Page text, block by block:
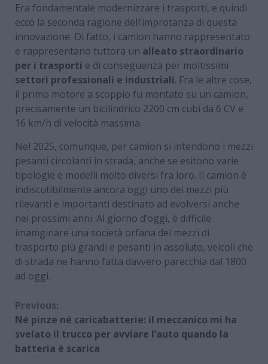
Era fondamentale modernizzare i trasporti, e quindi
ecco la seconda ragione dell’improtanza di questa
innovazione. Di fatto, i camion hanno rappresentato
e rappresentano tuttora un alleato straordinario
per i trasporti e di conseguenza per moltissimi
settori professionali e industriali. Fra le altre cose,
il primo motore a scoppio fu montato su un camion,
precisamente un bicilindrico 2200 cm cubi da 6 CV e
16 km/h di velocità massima.
Nel 2025, comunque, per camion si intendono i mezzi
pesanti circolanti in strada, anche se esitono varie
tipologie e modelli molto diversi fra loro. Il camion è
indiscutibilmente ancora oggi uno dei mezzi più
rilevanti e importanti destinato ad evolversi anche
nei prossimi anni. Al giorno d’oggi, è difficile
imamginare una società orfana dei mezzi di
trasporto più grandi e pesanti in assoluto, veicoli che
di strada ne hanno fatta davvero parecchia dal 1800
ad oggi.
Continue
Reading
Previous:
Né pinze né caricabatterie: il meccanico mi ha
svelato il trucco per avviare l’auto quando la
batteria è scarica